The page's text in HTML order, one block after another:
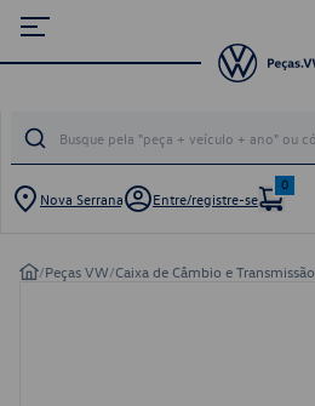
Nova Serrana Entre/registre-se
0
/Peças VW/Caixa de Câmbio e Transmissão